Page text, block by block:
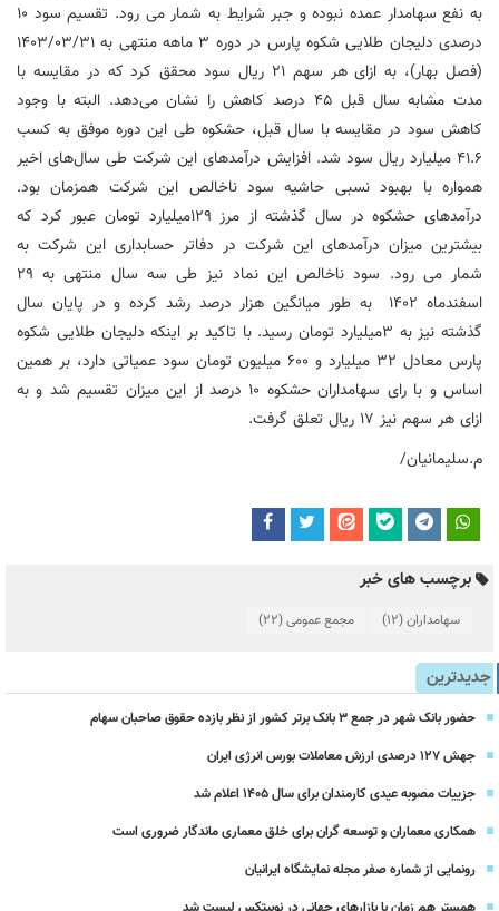
به نفع سهامدار عمده نبوده و جبر شرایط به شمار می رود. تقسیم سود 10
درصدی دلیجان طلایی شکوه پارس در دوره ۳ ماهه منتهی به ۱۴۰۳/۰۳/۳۱
(فصل بهار)، به ازای هر سهم ۲۱ ریال سود محقق کرد که در مقایسه با
مدت مشابه سال قبل ۴۵ درصد کاهش را نشان می‌دهد. البته با وجود
کاهش سود در مقایسه با سال قبل، حشکوه طی این دوره موفق به کسب
۴۱.۶ میلیارد ریال سود شد. افزایش درآمد‌های این شرکت طی سال‌های اخیر
همواره با بهبود نسبی حاشیه سود ناخالص این شرکت همزمان بود.
درآمد‌های حشکوه در سال گذشته از مرز 129میلیارد تومان عبور کرد که
بیشترین میزان درآمد‌های این شرکت در دفاتر حسابداری این شرکت به
شمار می رود. سود ناخالص این نماد نیز طی سه‌ سال منتهی به 29
اسفندماه 1402 به طور میانگین‌ هزار ‌درصد رشد کرده و در پایان سال
گذشته نیز به 3میلیارد تومان رسید. با تاکید بر اینکه دلیجان طلایی شکوه
پارس معادل 32 میلیارد و 600 میلیون تومان سود عمیاتی دارد، بر همین
اساس و با رای سهامداران حشکوه 10 درصد از این میزان تقسیم شد و به
ازای هر سهم نیز 17 ریال تعلق گرفت.
م.سلیمانیان/
برچسب های خبر
سهامداران(12) مجمع عمومی(22)
جدیدترین
حضور بانک شهر در جمع ۳ بانک برتر کشور از نظر بازده حقوق صاحبان سهام
جهش ۱۲۷ درصدی ارزش معاملات بورس انرژی ایران
جزییات مصوبه عیدی کارمندان برای سال 1405 اعلام شد
همکاری معماران و توسعه گران برای خلق معماری ماندگار ضروری است
رونمایی از شماره صفر مجله نمایشگاه ایرانیان